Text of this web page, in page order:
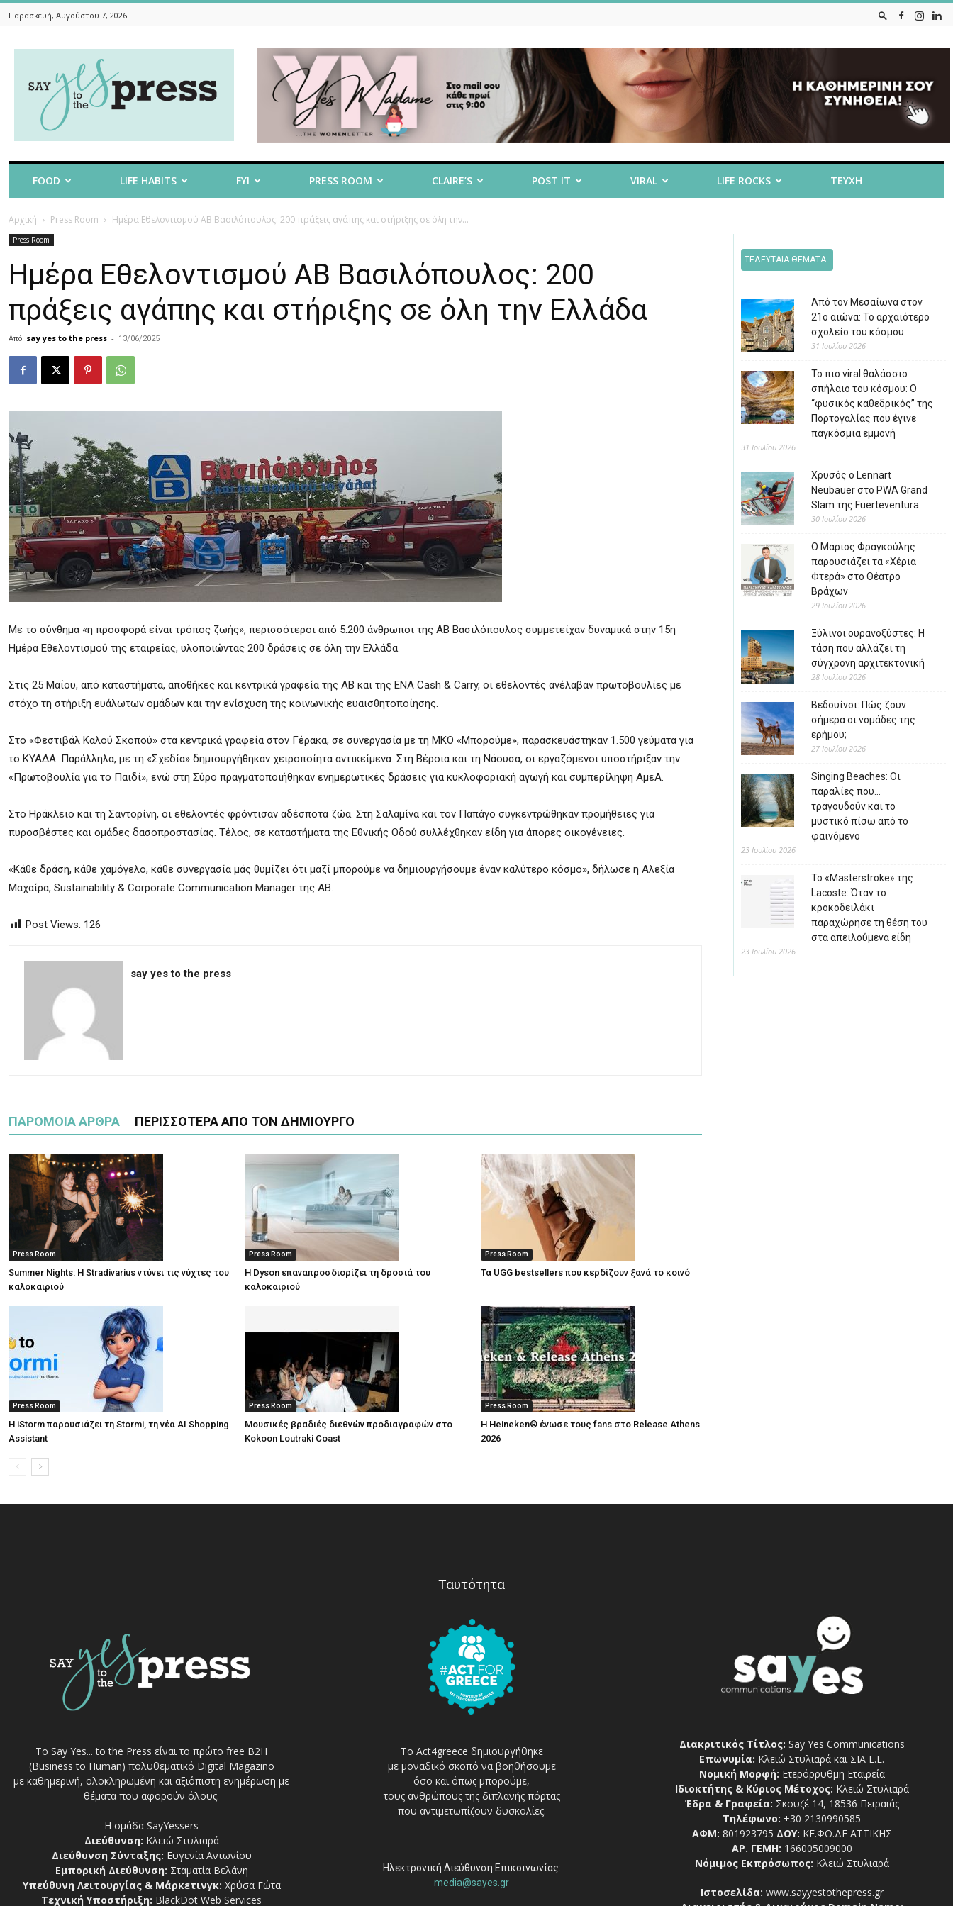
Παρασκευή, Αυγούστου 7, 2026
To
The
FOOD LIFE HABITS FYI PRESS ROOM CLAIRE’S POST IT VIRAL LIFE ROCKS ΤΕΥΧΗ
Αρχική Press Room Ημέρα Εθελοντισμού ΑΒ Βασιλόπουλος: 200 πράξεις αγάπης και στήριξης σε όλη την...
Press Room
Ημέρα Εθελοντισμού ΑΒ Βασιλόπουλος: 200
πράξεις αγάπης και στήριξης σε όλη την Ελλάδα
Από say yes to the press - 13/06/2025
Με το σύνθημα «η προσφορά είναι τρόπος ζωής», περισσότεροι από 5.200 άνθρωποι της ΑΒ Βασιλόπουλος συμμετείχαν δυναμικά στην 15η
Ημέρα Εθελοντισμού της εταιρείας, υλοποιώντας 200 δράσεις σε όλη την Ελλάδα.
Στις 25 Μαΐου, από καταστήματα, αποθήκες και κεντρικά γραφεία της ΑΒ και της ΕΝΑ Cash & Carry, οι εθελοντές ανέλαβαν πρωτοβουλίες με
στόχο τη στήριξη ευάλωτων ομάδων και την ενίσχυση της κοινωνικής ευαισθητοποίησης.
Στο «Φεστιβάλ Καλού Σκοπού» στα κεντρικά γραφεία στον Γέρακα, σε συνεργασία με τη ΜΚΟ «Μπορούμε», παρασκευάστηκαν 1.500 γεύματα για
το ΚΥΑΔΑ. Παράλληλα, με τη «Σχεδία» δημιουργήθηκαν χειροποίητα αντικείμενα. Στη Βέροια και τη Νάουσα, οι εργαζόμενοι υποστήριξαν την
«Πρωτοβουλία για το Παιδί», ενώ στη Σύρο πραγματοποιήθηκαν ενημερωτικές δράσεις για κυκλοφοριακή αγωγή και συμπερίληψη ΑμεΑ.
Στο Ηράκλειο και τη Σαντορίνη, οι εθελοντές φρόντισαν αδέσποτα ζώα. Στη Σαλαμίνα και τον Παπάγο συγκεντρώθηκαν προμήθειες για
πυροσβέστες και ομάδες δασοπροστασίας. Τέλος, σε καταστήματα της Εθνικής Οδού συλλέχθηκαν είδη για άπορες οικογένειες.
«Κάθε δράση, κάθε χαμόγελο, κάθε συνεργασία μάς θυμίζει ότι μαζί μπορούμε να δημιουργήσουμε έναν καλύτερο κόσμο», δήλωσε η Αλεξία
Μαχαίρα, Sustainability & Corporate Communication Manager της ΑΒ.
Post Views: 126
say yes to the press
ΠΑΡΟΜΟΙΑ ΑΡΘΡΑ ΠΕΡΙΣΣΟΤΕΡΑ ΑΠΟ ΤΟΝ ΔΗΜΙΟΥΡΓΟ
Press Room
Summer Nights: Η Stradivarius ντύνει τις νύχτες του
καλοκαιριού
Press Room
Η Dyson επαναπροσδιορίζει τη δροσιά του
καλοκαιριού
Press Room
Τα UGG bestsellers που κερδίζουν ξανά το κοινό
Press Room
Η iStorm παρουσιάζει τη Stormi, τη νέα AI Shopping
Assistant
Press Room
Μουσικές βραδιές διεθνών προδιαγραφών στο
Kokoon Loutraki Coast
Press Room
Η Heineken® ένωσε τους fans στο Release Athens
2026
ΤΕΛΕΥΤΑΙΑ ΘΕΜΑΤΑ
Από τον Μεσαίωνα στον
21ο αιώνα: Το αρχαιότερο
σχολείο του κόσμου
31 Ιουλίου 2026
Το πιο viral θαλάσσιο
σπήλαιο του κόσμου: Ο
“φυσικός καθεδρικός” της
Πορτογαλίας που έγινε
παγκόσμια εμμονή
31 Ιουλίου 2026
Χρυσός ο Lennart
Neubauer στο PWA Grand
Slam της Fuerteventura
30 Ιουλίου 2026
Ο Μάριος Φραγκούλης
παρουσιάζει τα «Χέρια
Φτερά» στο Θέατρο
Βράχων
29 Ιουλίου 2026
Ξύλινοι ουρανοξύστες: Η
τάση που αλλάζει τη
σύγχρονη αρχιτεκτονική
28 Ιουλίου 2026
Βεδουίνοι: Πώς ζουν
σήμερα οι νομάδες της
ερήμου;
27 Ιουλίου 2026
Singing Beaches: Οι
παραλίες που…
τραγουδούν και το
μυστικό πίσω από το
φαινόμενο
23 Ιουλίου 2026
Το «Masterstroke» της
Lacoste: Όταν το
κροκοδειλάκι
παραχώρησε τη θέση του
στα απειλούμενα είδη
23 Ιουλίου 2026
Το Say Yes... to the Press είναι το πρώτο free Β2Η
(Business to Human) πολυθεματικό Digital Magazino
με καθημερινή, ολοκληρωμένη και αξιόπιστη ενημέρωση με
θέματα που αφορούν όλους.
Η ομάδα SayYessers
Διεύθυνση: Κλειώ Στυλιαρά
Διεύθυνση Σύνταξης: Ευγενία Αντωνίου
Εμπορική Διεύθυνση: Σταματία Βελάνη
Υπεύθυνη Λειτουργίας & Μάρκετινγκ: Χρύσα Γώτα
Τεχνική Υποστήριξη: BlackDot Web Services
Ταυτότητα
Το Act4greece δημιουργήθηκε
με μοναδικό σκοπό να βοηθήσουμε
όσο και όπως μπορούμε,
τους ανθρώπους της διπλανής πόρτας
που αντιμετωπίζουν δυσκολίες.
Ηλεκτρονική Διεύθυνση Επικοινωνίας:
media@sayes.gr
Διακριτικός Τίτλος: Say Yes Communications
Επωνυμία: Κλειώ Στυλιαρά και ΣΙΑ Ε.Ε.
Νομική Μορφή: Ετερόρρυθμη Εταιρεία
Ιδιοκτήτης & Κύριος Μέτοχος: Κλειώ Στυλιαρά
Έδρα & Γραφεία: Σκουζέ 14, 18536 Πειραιάς
Τηλέφωνο: +30 2130990585
ΑΦΜ: 801923795 ΔΟΥ: ΚΕ.ΦΟ.ΔΕ ΑΤΤΙΚΗΣ
ΑΡ. ΓΕΜΗ: 166005009000
Νόμιμος Εκπρόσωπος: Κλειώ Στυλιαρά
Ιστοσελίδα: www.sayyestothepress.gr